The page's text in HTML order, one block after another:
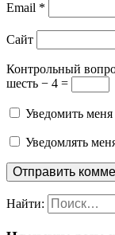
Email *
Сайт
Контрольный
шесть − 4 =
Уведомить
Уведомлять
Найти: